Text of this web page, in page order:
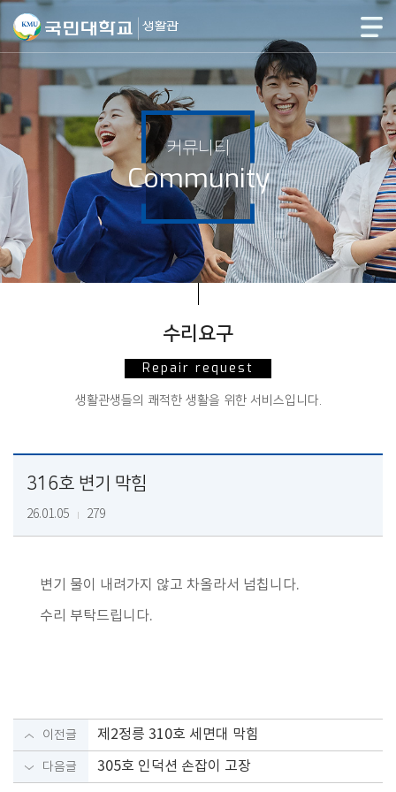
커뮤니티
Community
수리요구
Repair request
생활관생들의 쾌적한 생활을 위한 서비스입니다.
316호 변기 막힘
26.01.05 279
변기 물이 내려가지 않고 차올라서 넘칩니다.
수리 부탁드립니다.
이전글 제2정릉 310호 세면대 막힘
다음글 305호 인덕션 손잡이 고장